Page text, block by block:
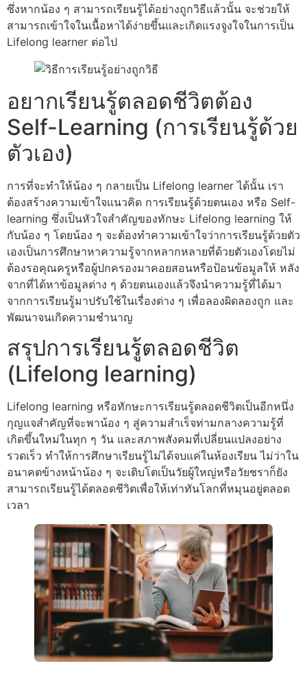
ซึ่งหากน้อง ๆ สามารถเรียนรู้ได้อย่างถูกวิธีแล้วนั้น จะช่วยให้
สามารถเข้าใจในเนื้อหาได้ง่ายขึ้นและเกิดแรงจูงใจในการเป็น
Lifelong learner ต่อไป
อยากเรียนรู้ตลอดชีวิตต้อง
Self-Learning (การเรียนรู้ด้วย
ตัวเอง)
การที่จะทำให้น้อง ๆ กลายเป็น Lifelong learner ได้นั้น เรา
ต้องสร้างความเข้าใจแนวคิด การเรียนรู้ด้วยตนเอง หรือ Self-
learning ซึ่งเป็นหัวใจสำคัญของทักษะ Lifelong learning ให้
กับน้อง ๆ โดยน้อง ๆ จะต้องทำความเข้าใจว่าการเรียนรู้ด้วยตัว
เองเป็นการศึกษาหาความรู้จากหลากหลายที่ด้วยตัวเองโดยไม่
ต้องรอคุณครูหรือผู้ปกครองมาคอยสอนหรือป้อนข้อมูลให้ หลัง
จากที่ได้หาข้อมูลต่าง ๆ ด้วยตนเองแล้วจึงนำความรู้ที่ได้มา
จากการเรียนรู้มาปรับใช้ในเรื่องต่าง ๆ เพื่อลองผิดลองถูก และ
พัฒนาจนเกิดความชำนาญ
สรุปการเรียนรู้ตลอดชีวิต
(Lifelong learning)
Lifelong learning หรือทักษะการเรียนรู้ตลอดชีวิตเป็นอีกหนึ่ง
กุญแจสำคัญที่จะพาน้อง ๆ สู่ความสำเร็จท่ามกลางความรู้ที่
เกิดขึ้นใหม่ในทุก ๆ วัน และสภาพสังคมที่เปลี่ยนแปลงอย่าง
รวดเร็ว ทำให้การศึกษาเรียนรู้ไม่ได้จบแค่ในห้องเรียน ไม่ว่าใน
อนาคตข้างหน้าน้อง ๆ จะเติบโตเป็นวัยผู้ใหญ่หรือวัยชราก็ยัง
สามารถเรียนรู้ได้ตลอดชีวิตเพื่อให้เท่าทันโลกที่หมุนอยู่ตลอด
เวลา